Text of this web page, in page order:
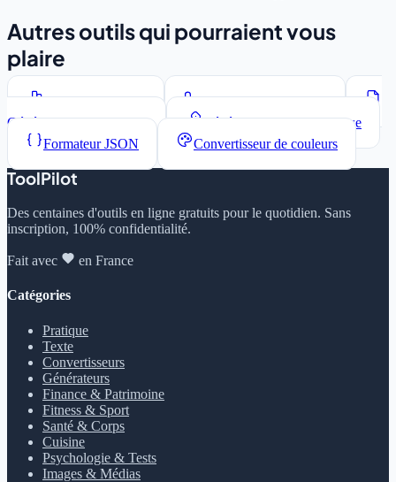
Autres outils qui pourraient vous
plaire
Compteur de mots
Convertisseur de casse
Générateur Lorem Ipsum
Générateur de mots de passe
Formateur JSON
Convertisseur de couleurs
ToolPilot
Des centaines d'outils en ligne gratuits pour le quotidien. Sans
inscription, 100% confidentialité.
Fait avec en France
Catégories
Pratique
Texte
Convertisseurs
Générateurs
Finance & Patrimoine
Fitness & Sport
Santé & Corps
Cuisine
Psychologie & Tests
Images & Médias